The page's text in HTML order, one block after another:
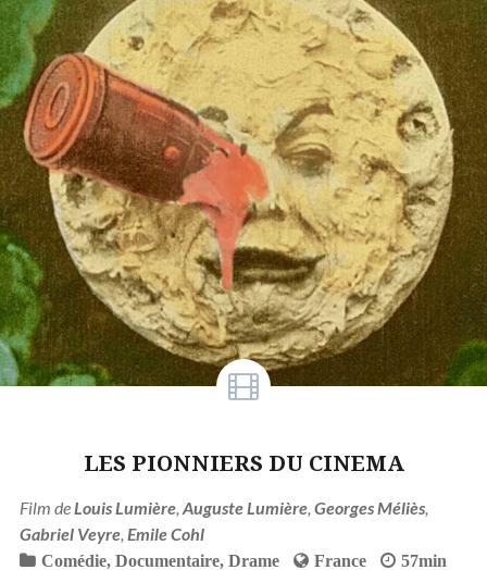
LES PIONNIERS DU CINEMA
Film de Louis Lumière, Auguste Lumière, Georges Méliès,
Gabriel Veyre, Emile Cohl
Comédie, Documentaire, Drame France 57min